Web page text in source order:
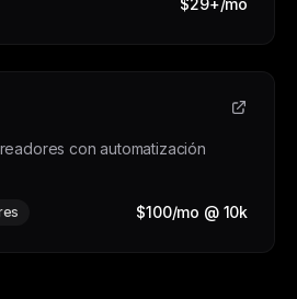
$29+/mo
con automatización
$100/mo @ 10k